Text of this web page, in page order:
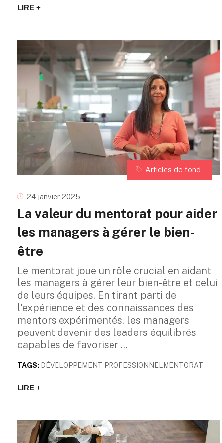
LIRE +
Articles de fond
24 janvier 2025
La valeur du mentorat pour aider
les managers à gérer le bien-
être
Le mentorat joue un rôle crucial en aidant
les managers à gérer leur bien-être et celui
de leurs équipes. En tirant parti de
l'expérience et des connaissances des
mentors expérimentés, les managers
peuvent devenir des leaders équilibrés
capables de favoriser
TAGS: DÉVELOPPEMENT PROFESSIONNEL MENTORAT
LIRE +